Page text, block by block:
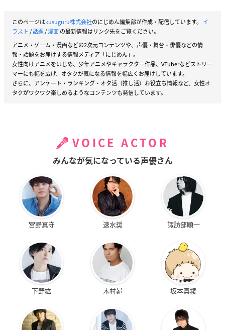
このページはkusuguru株式会社のにじめん編集部が作成・配信しています。 イ
ラスト /話題/漫画の最新情報はリンク先をご覧ください。
アニメ・ゲーム・漫画などの2次元コンテンツや、声優・舞台・俳優などの情
報・話題をお届けする情報メディア「にじめん」。
女性向けアニメをはじめ、少年アニメやキャラクター作品、VTuberなどストリー
マーにも幅を広げ、オタクが気になる情報を幅広くお届けしています。
さらに、アンケート・ランキング・オタ活（推し活）お役立ち情報など、女性オ
タクがワクワク楽しめるようなコンテンツも発信しています。
VOICE ACTOR
みんなが気になっている声優さん
宮野真守 速水奨 諏訪部順一
下野紘 木村昴 坂本真綾